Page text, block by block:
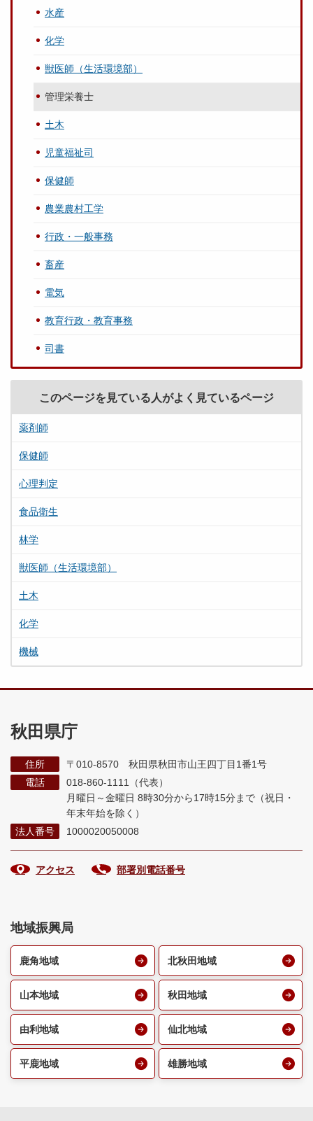
水産
化学
獣医師（生活環境部）
管理栄養士
土木
児童福祉司
保健師
農業農村工学
行政・一般事務
畜産
電気
教育行政・教育事務
司書
このページを見ている人がよく見ているページ
薬剤師
保健師
心理判定
食品衛生
林学
獣医師（生活環境部）
土木
化学
機械
秋田県庁
住所
〒010-8570 秋田県秋田市山王四丁目1番1号
電話
018-860-1111（代表）
月曜日～金曜日 8時30分から17時15分まで （祝日・
年末年始を除く）
法人番号
1000020050008
アクセス 部署別電話番号
地域振興局
鹿角地域 北秋田地域
山本地域 秋田地域
由利地域 仙北地域
平鹿地域 雄勝地域